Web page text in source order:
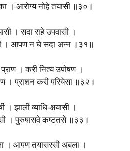
। आरोग्य नोहे तयासी ॥३०॥
। सदा राहे उपवासी ।
। आपण न घे सदा अन्न ॥३१॥
। करी नित्य उपोषण ।
। प्राशन करी परियेसा ॥३२॥
। झाली व्याधि-क्षयासी ।
। पुरुषासवे कष्टतसे ॥३३॥
। आपण तयासरसी अबला ।